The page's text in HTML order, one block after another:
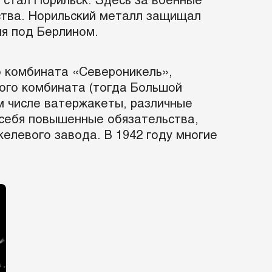
Норильский металл защищал
под Берлином.
комбината «Североникель»,
комбината (тогда Большой
числе ватержакеты, различные
повышенные обязательства,
завода. В 1942 году многие